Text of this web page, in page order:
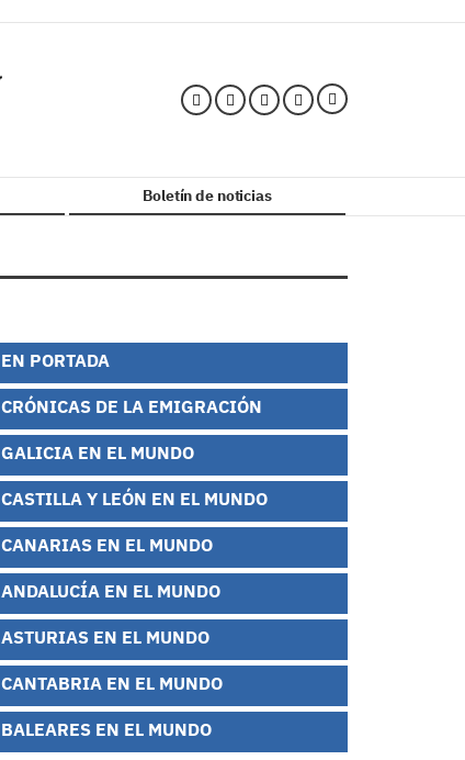
Boletín de noticias
EN PORTADA
CRÓNICAS DE LA EMIGRACIÓN
GALICIA EN EL MUNDO
CASTILLA Y LEÓN EN EL MUNDO
CANARIAS EN EL MUNDO
ANDALUCÍA EN EL MUNDO
ASTURIAS EN EL MUNDO
CANTABRIA EN EL MUNDO
BALEARES EN EL MUNDO